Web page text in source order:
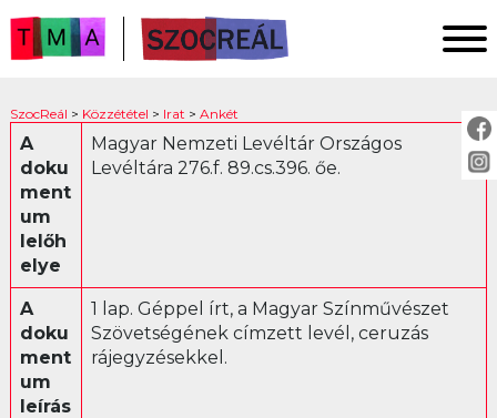
FŐOLDAL
KUTATÁS
KÖZZÉTÉTEL
KÖZVETÍTÉS
KÖZZÉTÉTEL:
Fotó
Irat
Ankét
SzocReál > Közzététel > Irat > Ankét
A
doku
ment
um
lelőh
elye
Magyar Nemzeti Levéltár Országos
Levéltára 276.f. 89.cs.396. őe.
A
doku
ment
um
leírás
1 lap. Géppel írt, a Magyar Színművészet
Szövetségének címzett levél, ceruzás
rájegyzésekkel.